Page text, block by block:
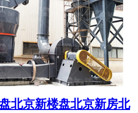
北京新楼盘北京新房北